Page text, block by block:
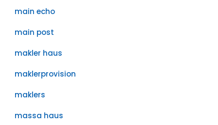
main echo
main post
makler haus
maklerprovision
maklers
massa haus